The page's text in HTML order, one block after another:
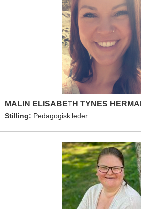
MALIN ELISABETH TYNES
Stilling: Pedagogisk leder